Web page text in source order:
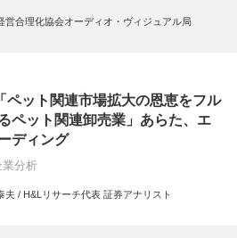
営合理化協会オーディオ・ヴィジュアル局
ペット関連市場拡大の恩恵をフル
ペット関連卸売業」あらた、エ
ディング
業分析
夫 / H&Lリサーチ代表 証券アナリスト